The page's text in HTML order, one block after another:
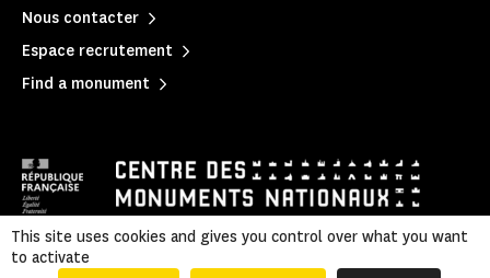
Nous contacter
Espace recrutement
Find a monument
Privacy policy
This site uses cookies and gives you control over what you want
to activate